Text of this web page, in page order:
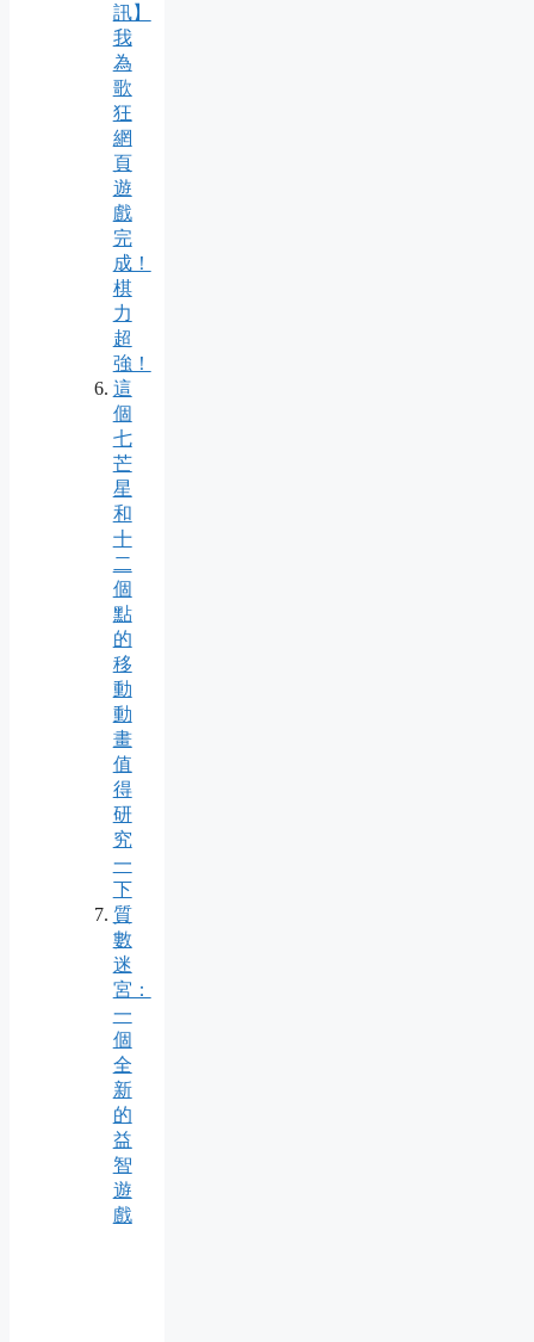
訊】
我
為
歌
狂
網
頁
遊
戲
完
成！
棋
力
超
強！
這
個
七
芒
星
和
十
二
個
點
的
移
動
動
畫
值
得
研
究
一
下
質
數
迷
宮：
一
個
全
新
的
益
智
遊
戲